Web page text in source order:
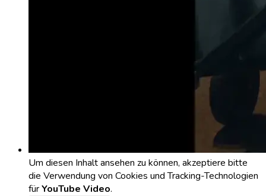
Um diesen Inhalt ansehen zu können, akzeptiere bitte
die Verwendung von Cookies und Tracking-Technologien
fürYouTube Video.